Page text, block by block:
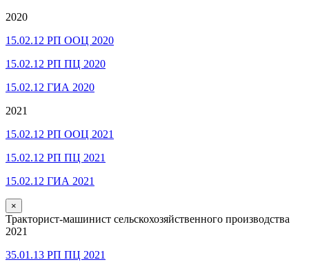
2020
15.02.12 РП ООЦ 2020
15.02.12 РП ПЦ 2020
15.02.12 ГИА 2020
2021
15.02.12 РП ООЦ 2021
15.02.12 РП ПЦ 2021
15.02.12 ГИА 2021
×
Тракторист-машинист сельскохозяйственного производства
2021
35.01.13 РП ПЦ 2021